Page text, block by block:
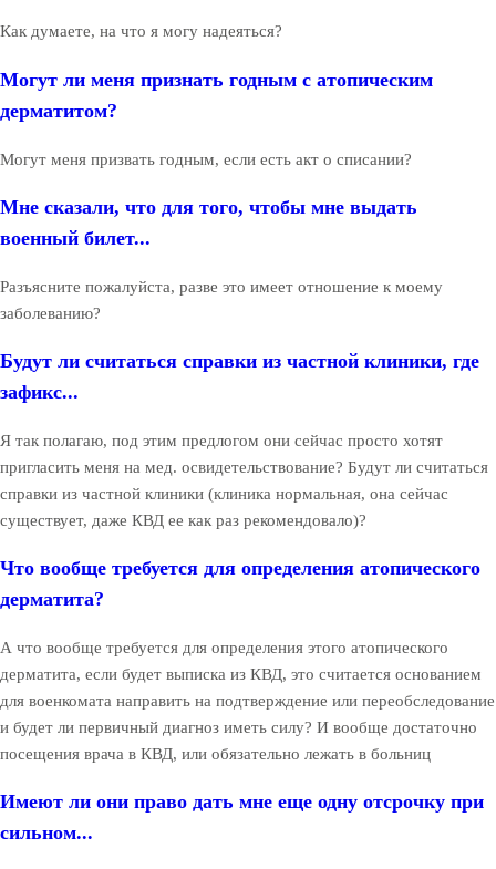
Как думаете, на что я могу надеяться?
Могут ли меня признать годным с атопическим
дерматитом?
Могут меня призвать годным, если есть акт о списании?
Мне сказали, что для того, чтобы мне выдать
военный билет...
Разъясните пожалуйста, разве это имеет отношение к моему
заболеванию?
Будут ли считаться справки из частной клиники, где
зафикс...
Я так полагаю, под этим предлогом они сейчас просто хотят
пригласить меня на мед. освидетельствование? Будут ли считаться
справки из частной клиники (клиника нормальная, она сейчас
существует, даже КВД ее как раз рекомендовало)?
Что вообще требуется для определения атопического
дерматита?
А что вообще требуется для определения этого атопического
дерматита, если будет выписка из КВД, это считается основанием
для военкомата направить на подтверждение или переобследование
и будет ли первичный диагноз иметь силу? И вообще достаточно
посещения врача в КВД, или обязательно лежать в больниц
Имеют ли они право дать мне еще одну отсрочку при
сильном...